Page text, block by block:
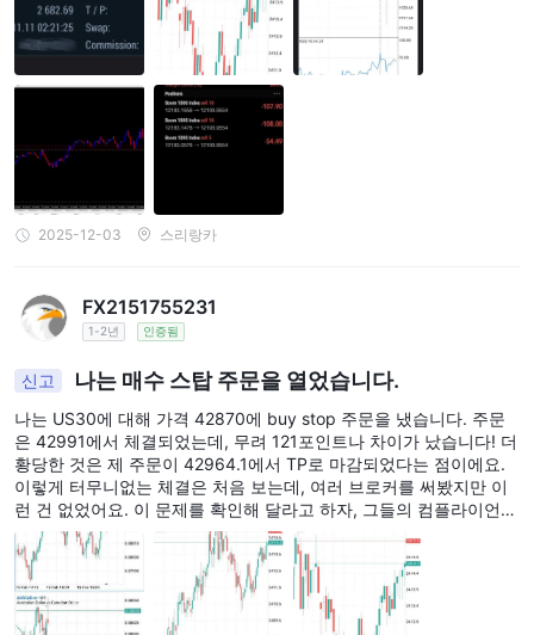
했습니다. 최근에 시간이 나서 MT5 전략 테스터에서 이 상황을 확인
해 보았는데, 캔들이 내 SL까지 되돌아가지 않았고 가격이 잠시 머물
렀던 것을 확인했습니다. 밀리초 단위로 2682.61-2682.63 근처에서
머물다가 계속 하락했습니다. 제가 거래하는 여러 브로커들과 이 타
임스탬프를 확인했지만, 해당 기간 동안 가격이 제 손절 가격으로 돌
아오지 않았습니다.
2025-12-03 스리랑카
FX2151755231
1-2년 인증됨
신고 나는 매수 스탑 주문을 열었습니다.
나는 US30에 대해 가격 42870에 buy stop 주문을 냈습니다. 주문
은 42991에서 체결되었는데, 무려 121포인트나 차이가 났습니다! 더
황당한 것은 제 주문이 42964.1에서 TP로 마감되었다는 점이에요.
이렇게 터무니없는 체결은 처음 보는데, 여러 브로커를 써봤지만 이
런 건 없었어요. 이 문제를 확인해 달라고 하자, 그들의 컴플라이언스
팀은 시장 변동성이 크거나 뉴스 발표로 인한 슬리피지라는 표준 답
변만 하고 보상은 해주지 않겠다고 합니다.